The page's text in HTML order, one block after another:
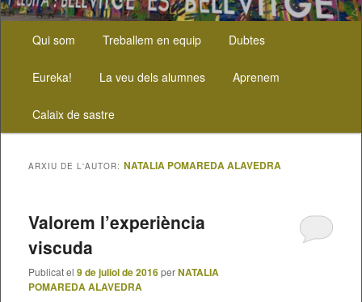
principal
Aneu
al
contingut
Aneu
al
contingut
Qui som Treballem en equip Dubtes
Eureka! La veu dels alumnes Aprenem
Calaix de sastre
ARXIU DE L'AUTOR: NATALIA POMAREDA ALAVEDRA
Valorem l’experiència
viscuda
Publicat el 9 de juliol de 2016perNATALIA
POMAREDA ALAVEDRA